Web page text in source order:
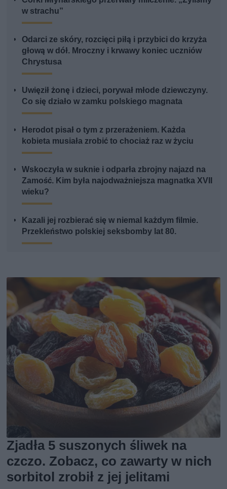
w strachu”
Odarci ze skóry, rozcięci piłą i przybici do krzyża
głową w dół. Mroczny i krwawy koniec uczniów
Chrystusa
Uwięził żonę i dzieci, porywał młode dziewczyny.
Co się działo w zamku polskiego magnata
Herodot pisał o tym z przerażeniem. Każda
kobieta musiała zrobić to chociaż raz w życiu
Wskoczyła w suknie i odparła zbrojny najazd na
Zamość. Kim była najodważniejsza magnatka XVII
wieku?
Kazali jej rozbierać się w niemal każdym filmie.
Przekleństwo polskiej seksbomby lat 80.
Zjadła 5 suszonych śliwek na
czczo. Zobacz, co zawarty w nich
sorbitol zrobił z jej jelitami